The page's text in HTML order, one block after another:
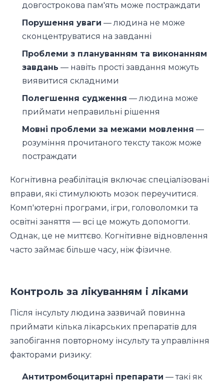
довгострокова пам'ять може постраждати
Порушення уваги — людина не може
сконцентруватися на завданні
Проблеми з плануванням та виконанням
завдань — навіть прості завдання можуть
виявитися складними
Полегшення судження — людина може
приймати неправильні рішення
Мовні проблеми за межами мовлення —
розуміння прочитаного тексту також може
постраждати
Когнітивна реабілітація включає спеціалізовані
вправи, які стимулюють мозок переучитися.
Комп'ютерні програми, ігри, головоломки та
освітні заняття — всі це можуть допомогти.
Однак, це не миттєво. Когнітивне відновлення
часто займає більше часу, ніж фізичне.
Контроль за лікуванням і ліками
Після інсульту людина зазвичай повинна
приймати кілька лікарських препаратів для
запобігання повторному інсульту та управління
факторами ризику:
Антитромбоцитарні препарати — такі як